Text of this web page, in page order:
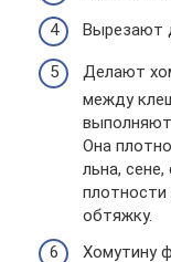
Вырезают
Делают
между
Она
льна,
обтяжку.
Хомутину